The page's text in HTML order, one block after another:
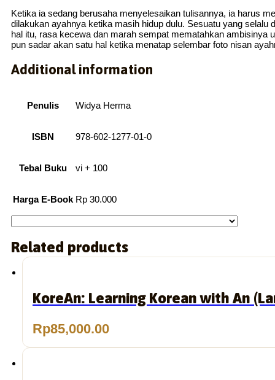
Ketika ia sedang berusaha menyelesaikan tulisannya, ia harus
dilakukan ayahnya ketika masih hidup dulu. Sesuatu yang
hal itu, rasa kecewa dan marah sempat mematahkan ambisinya
pun sadar akan satu hal ketika menatap selembar foto nisan
Additional information
Penulis Widya Herma
ISBN 978-602-1277-01-0
Tebal Buku vi + 100
Harga E-Book Rp 30.000
Related products
KoreAn: Learning Korean with An
Rp85,000.00